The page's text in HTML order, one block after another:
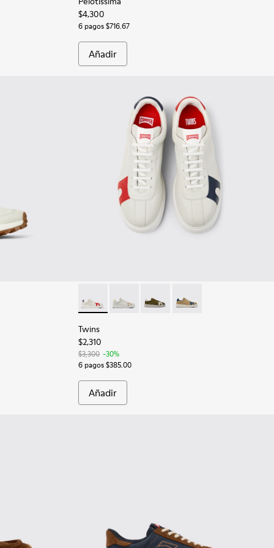
$4,300
6 pagos $716.67
Añadir
de piel blancas para hombre.
- Zapatillas negras de piel y nobuk para hombre.
023
- K100928-021 Twins - K100743-044 - Zapatillas multicolor
Twins - K100743-043
Twins - K100743-011
Twins - K100743-010
Twins
$2,310
$3,300 -30%
6 pagos $385.00
Añadir